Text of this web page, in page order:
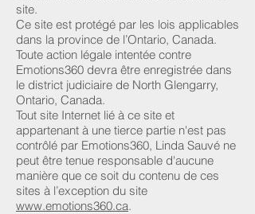
site.
Ce site est protégé par les lois applicables
dans la province de l’Ontario, Canada.
Toute action légale intentée contre
Emotions360 devra être enregistrée dans
le district judiciaire de North Glengarry,
Ontario, Canada.
Tout site Internet lié à ce site et
appartenant à une tierce partie n'est pas
contrôlé par Emotions360, Linda Sauvé ne
peut être tenue responsable d'aucune
manière que ce soit du contenu de ces
sites à l’exception du site
www.emotions360.ca.